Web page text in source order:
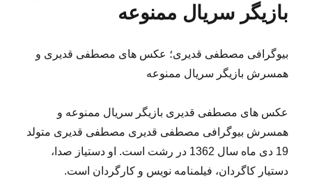
بازیگر سریال ممنوعه
بیوگرافی مصطفی قدیری؛ عکس های مصطفی قدیری و
همسرش بازیگر سریال ممنوعه
عکس های مصطفی قدیری بازیگر سریال ممنوعه و
همسرش بیوگرافی مصطفی قدیری مصطفی قدیری متولد
19 دی ماه سال 1362 در رشت است. او دستیاز صدا،
دستیار کاگردان، فیلمنامه نویس و کارگردان است.